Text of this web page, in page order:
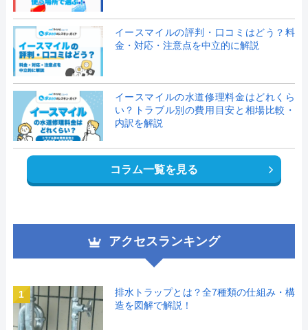
イースマイルの評判・口コミはどう？料
金・対応・注意点を中立的に解説
イースマイルの水道修理料金はどれくら
い？トラブル別の費用目安と相場比較・
内訳を解説
コラム一覧を見る
アクセスランキング
1
排水トラップとは？全7種類の仕組み・構
造を図解で解説！